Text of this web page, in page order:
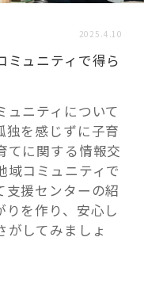
2025.4.10
ミュニティで得ら
ュニティについて
独を感じずに子育
てに関する情報交
域コミュニティで
支援センターの紹
を作り、安心し
がしてみましょ